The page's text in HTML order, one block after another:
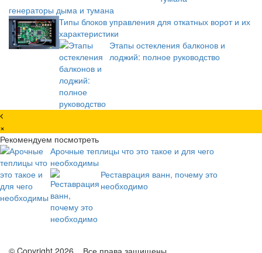
генераторы дыма и тумана
Типы блоков управления для откатных ворот и их
характеристики
Этапы остекления балконов и
лоджий: полное руководство
×
Рекомендуем посмотреть
Арочные теплицы что это такое и для чего
необходимы
Реставрация ванн, почему это
необходимо
© Copyright 2026, . Все права защищены.